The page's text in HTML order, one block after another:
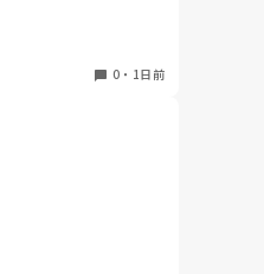
保育内容は勘案し
すいか、給与はど
います
えていますか？ま
0 ・ 1日前